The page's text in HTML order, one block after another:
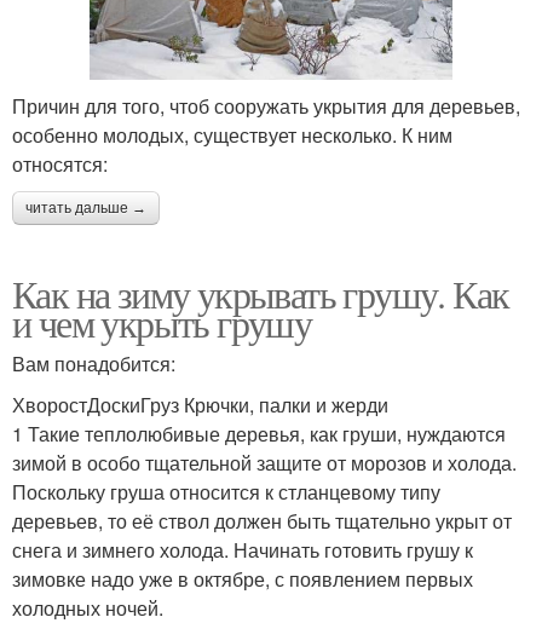
Причин для того, чтоб сооружать укрытия для деревьев,
особенно молодых, существует несколько. К ним
относятся:
читать дальше →
Как на зиму укрывать грушу. Как
и чем укрыть грушу
Вам понадобится:
ХворостДоскиГруз Крючки, палки и жерди
1 Такие теплолюбивые деревья, как груши, нуждаются
зимой в особо тщательной защите от морозов и холода.
Поскольку груша относится к стланцевому типу
деревьев, то её ствол должен быть тщательно укрыт от
снега и зимнего холода. Начинать готовить грушу к
зимовке надо уже в октябре, с появлением первых
холодных ночей.